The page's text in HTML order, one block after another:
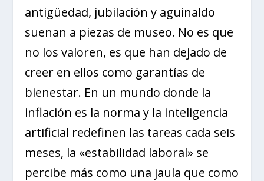
antigüedad, jubilación y aguinaldo
suenan a piezas de museo. No es que
no los valoren, es que han dejado de
creer en ellos como garantías de
bienestar. En un mundo donde la
inflación es la norma y la inteligencia
artificial redefinen las tareas cada seis
meses, la «estabilidad laboral» se
percibe más como una jaula que como